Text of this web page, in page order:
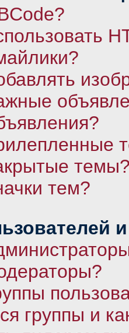
тем?
группы и